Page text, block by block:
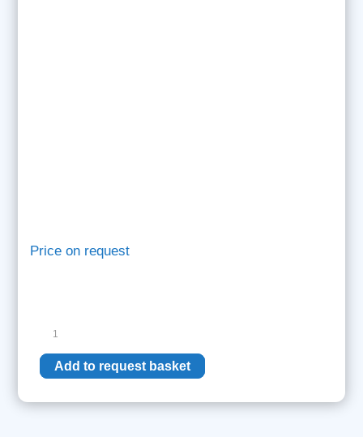
Price on request
AMC-
RACK
005,
quantity
Add to request basket